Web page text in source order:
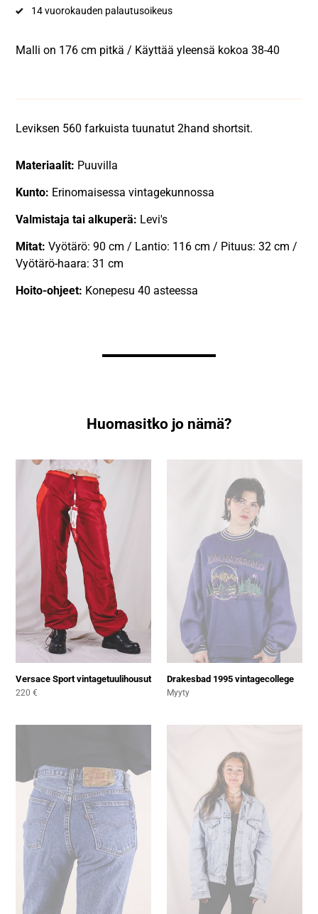
14 vuorokauden palautusoikeus
Malli on 176 cm pitkä / Käyttää yleensä kokoa 38-40
Leviksen 560 farkuista tuunatut 2hand shortsit.
Materiaalit: Puuvilla
Kunto: Erinomaisessa vintagekunnossa
Valmistaja tai alkuperä: Levi's
Mitat: Vyötärö: 90 cm / Lantio: 116 cm / Pituus: 32 cm /
Vyötärö-haara: 31 cm
Hoito-ohjeet: Konepesu 40 asteessa
Huomasitko jo nämä?
Versace
Sport
vintagetuulihousut
Versace Sport vintagetuulihousut
Normaali
220 €
vintagecollege
Drakesbad 1995 vintagecollege
Normaali
Myyty
valmistetut
80-
luvun
vintagefarkut
vintagefarkkutakki